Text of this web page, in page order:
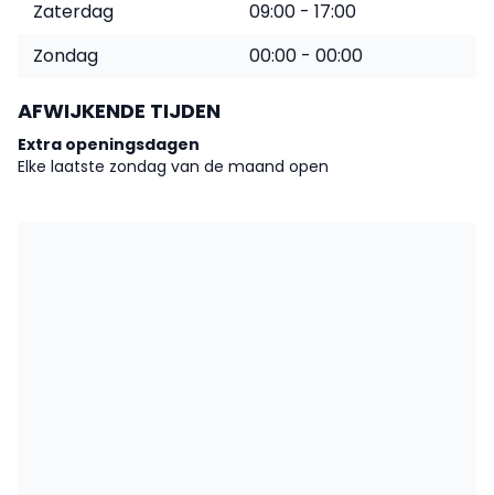
Zaterdag
09:00 - 17:00
Zondag
00:00 - 00:00
AFWIJKENDE TIJDEN
Extra openingsdagen
Elke laatste zondag van de maand open